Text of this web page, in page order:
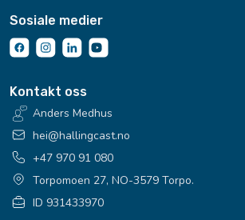
Sosiale medier
Kontakt oss
Anders Medhus
hei@hallingcast.no
+47 970 91 080
Torpomoen 27, NO-3579 Torpo.
ID 931433970